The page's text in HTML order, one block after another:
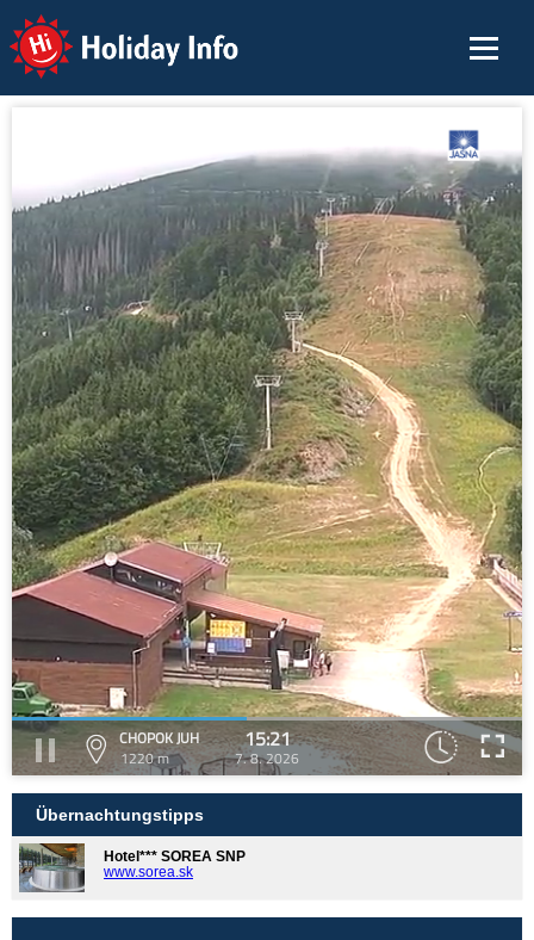
Holiday Info
CHOPOK JUH
1220 m
15:21
7. 8. 2026
Übernachtungstipps
Hotel*** SOREA SNP
www.sorea.sk